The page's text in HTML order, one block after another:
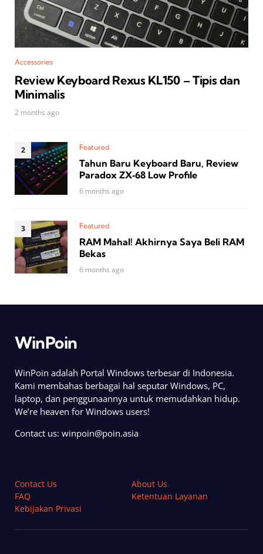
Accessories
Review Keyboard Rexus KL150 – Tipis dan
Minimalis
2 months ago
Featured
Tahun Baru Keyboard Baru, Review
Paradox ZX‑68 Low Profile
6 months ago
Featured
RAM Mahal! Akhirnya Saya Beli RAM
Bekas
6 months ago
WinPoin
WinPoin adalah Portal Windows terbesar di Indonesia.
Kami membahas berbagai hal seputar Windows, PC,
laptop, dan penggunaannya untuk memudahkan hidup.
We’re heaven for Windows users!
Contact us: winpoin@poin.asia
Contact Us
About Us
FAQ
Ketentuan Layanan
Kebijakan Privasi